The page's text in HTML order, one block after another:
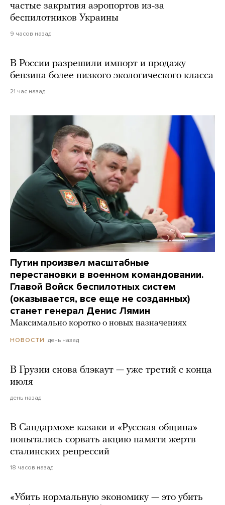
частые закрытия аэропортов из-за
беспилотников Украины
9 часов назад
В России разрешили импорт и продажу
бензина более низкого экологического класса
21 час назад
Путин произвел масштабные
перестановки в военном командовании.
Главой Войск беспилотных систем
(оказывается, все еще не созданных)
станет генерал Денис Лямин
Максимально коротко о новых назначениях
НОВОСТИ день назад
В Грузии снова блэкаут — уже третий с конца
июля
день назад
В Сандармохе казаки и «Русская община»
попытались сорвать акцию памяти жертв
сталинских репрессий
18 часов назад
«Убить нормальную экономику — это убить